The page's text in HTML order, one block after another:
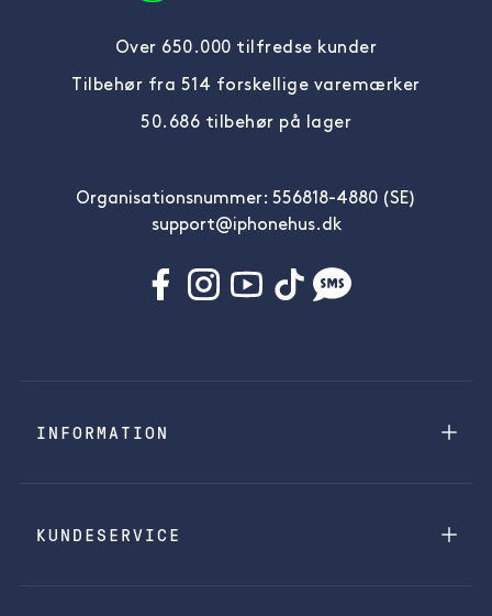
Over 650.000 tilfredse kunder
Tilbehør fra 514 forskellige varemærker
50.686 tilbehør på lager
Organisationsnummer: 556818-4880 (SE)
support@iphonehus.dk
INFORMATION
KUNDESERVICE